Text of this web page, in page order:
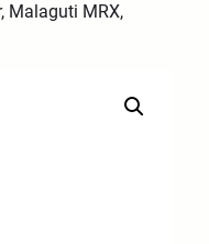
Malaguti MRX,